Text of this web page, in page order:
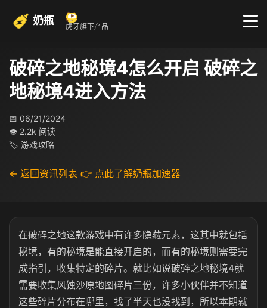
奶瓶 虎牙旗下产品
破碎之地秘境4怎么开启 破碎之
地秘境4进入方法
📅 06/21/2024
👁 2.2k 阅读
🏷 游戏攻略
← 返回资讯列表 👉 点此了解奶瓶加速器
在破碎之地这款游戏中有许多隐藏元素，这其中就包括
秘境，有的秘境是能直接开启的，而有的秘境则需要完
成指引，收集特定的碎片。就比如说破碎之地秘境4就
需要收集风蚀沙原地图碎片三份，许多小伙伴并不知道
这些碎片分布在哪里，找了半天也没找到，所以本期就